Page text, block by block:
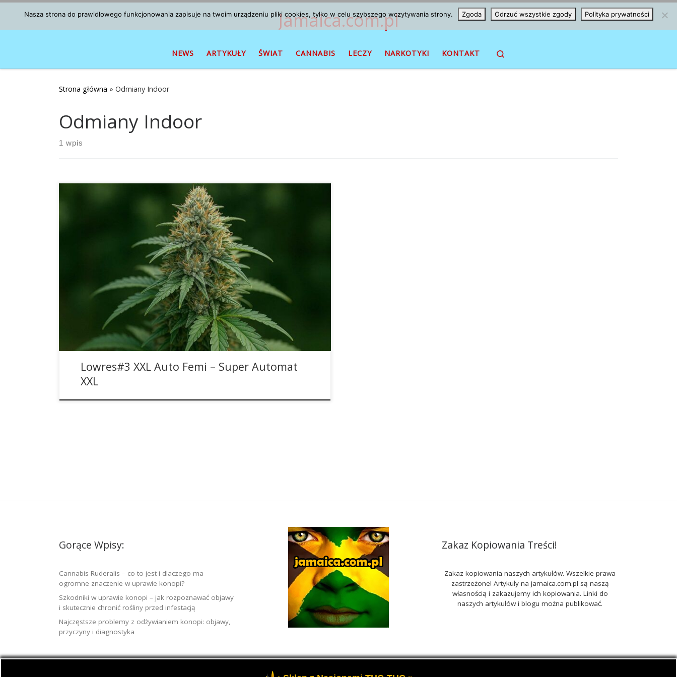
Przejdź do treści Jamaica.com.pl
NEWS ARTYKUŁY ŚWIAT CANNABIS LECZY NARKOTYKI KONTAKT
Strona główna » Odmiany Indoor
Odmiany Indoor
1 wpis
Lowres#3 XXL w wersji Auto – Nowoczesny Automat w wersji XXL Lowres#3
XXL Automatic Feminizowane to nowoczesna odmiana autoflowering od THC-
THC, rozwinięcie genetyki Lowres#2 z dodatkiem Critical Auto i Purple Punch
Auto, dzięki czemu charakteryzuje się mocniejszym THC, dużym plonem i
przystosowaniem do upraw indoor oraz outdoor, również w chłodniejszych […]
Lowres#3 XXL Auto Femi – Super Automat
XXL
Gorące Wpisy:
Cannabis Ruderalis – co to jest i dlaczego ma
ogromne znaczenie w uprawie konopi?
Szkodniki w uprawie konopi – jak rozpoznawać objawy
i skutecznie chronić rośliny przed infestacją
Najczęstsze problemy z odżywianiem konopi: objawy,
przyczyny i diagnostyka
Zakaz Kopiowania Treści!
Zakaz kopiowania naszych artykułów. Wszelkie prawa
zastrzeżone! Artykuły na jamaica.com.pl są naszą
własnością i zakazujemy ich kopiowania. Linki do
naszych artykułów i blogu można publikować.
Nasza strona do prawidłowego funkcjonowania zapisuje na twoim urządzeniu pliki cookies, tylko w celu szybszego wczytywania strony. Zgoda Odrzuć wszystkie zgody Polityka prywatności